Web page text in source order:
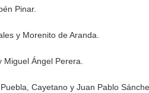
Pinar.
y Morenito de Aranda.
Ángel Perera.
Cayetano y Juan Pablo